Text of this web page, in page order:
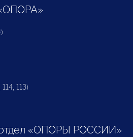
113)
«ОПОРЫ РОССИИ»